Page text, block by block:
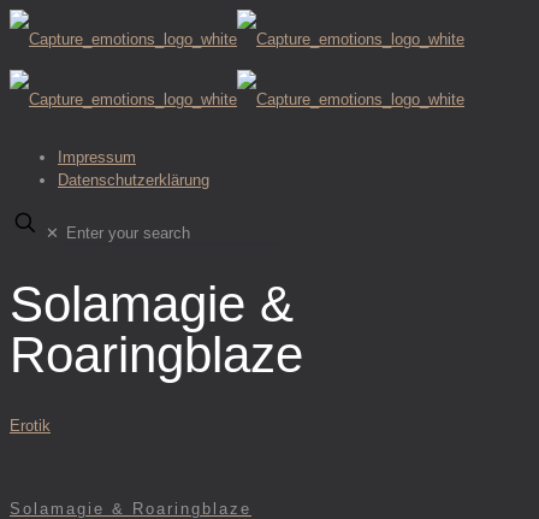
Impressum
Datenschutzerklärung
✕
Solamagie &
Roaringblaze
Erotik
Solamagie & Roaringblaze